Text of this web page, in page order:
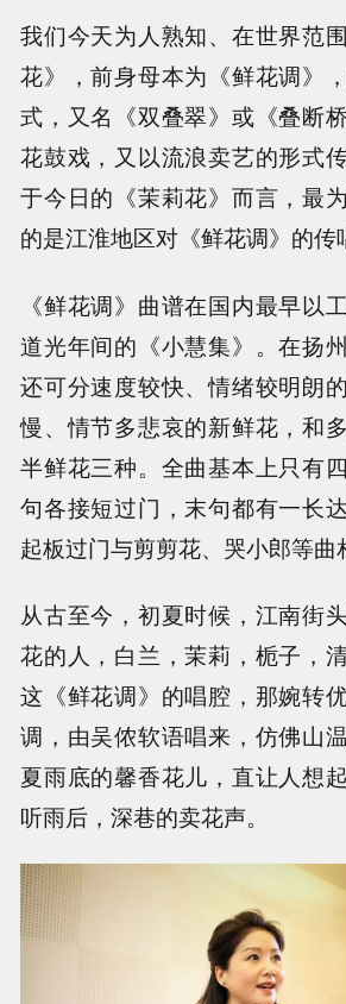
我们今天为人熟知、在世界范
花》，前身母本为《鲜花调》
式，又名《双叠翠》或《叠断
花鼓戏，又以流浪卖艺的形式
于今日的《茉莉花》而言，最
的是江淮地区对《鲜花调》的传
《鲜花调》曲谱在国内最早以
道光年间的《小慧集》。在扬
还可分速度较快、情绪较明朗
慢、情节多悲哀的新鲜花，和
半鲜花三种。全曲基本上只有
句各接短过门，末句都有一长
起板过门与剪剪花、哭小郎等曲
从古至今，初夏时候，江南街
花的人，白兰，茉莉，栀子，
这《鲜花调》的唱腔，那婉转
调，由吴侬软语唱来，仿佛山
夏雨底的馨香花儿，直让人想
听雨后，深巷的卖花声。